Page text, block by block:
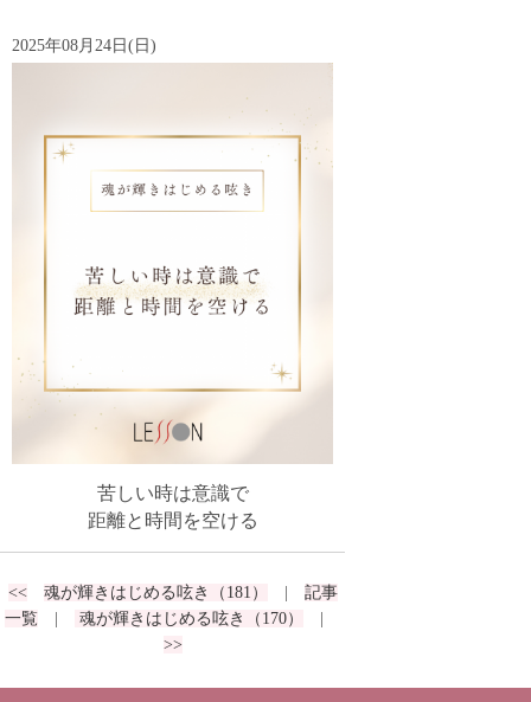
2025年08月24日(日)
苦しい時は意識で
距離と時間を空ける
<< 魂が輝きはじめる呟き（181）
記事
一覧
魂が輝きはじめる呟き（170）
>>